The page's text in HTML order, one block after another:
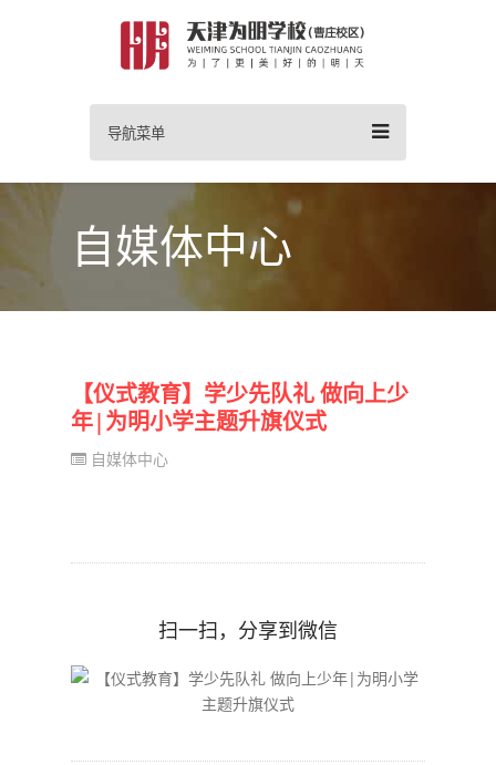
导航菜单
自媒体中心
【仪式教育】学少先队礼 做向上少
年|为明小学主题升旗仪式
自媒体中心
扫一扫，分享到微信